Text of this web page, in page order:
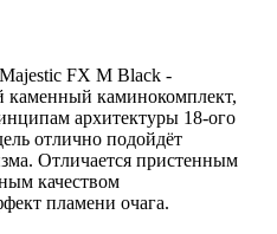
FX M Black -
каменный каминокомплект,
архитектуры 18-ого
отлично подойдёт
Отличается пристенным
качеством
пламени очага.